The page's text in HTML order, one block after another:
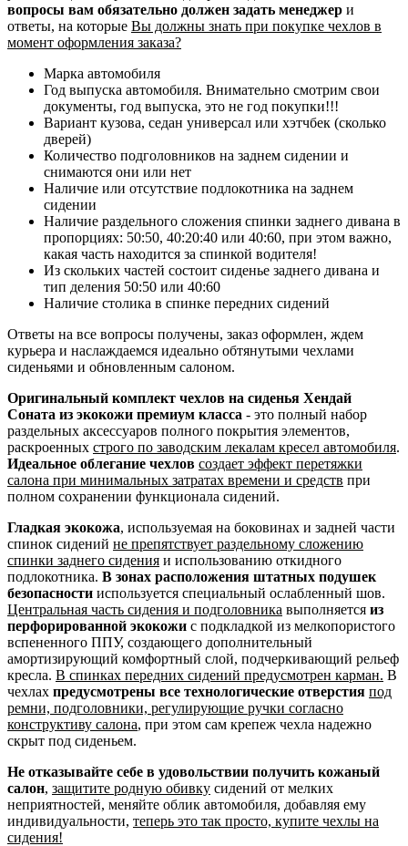
вопросы вам обязательно должен задать менеджер и
ответы, на которые Вы должны знать при покупке чехлов в
момент оформления заказа?
Марка автомобиля
Год выпуска автомобиля. Внимательно смотрим свои
документы, год выпуска, это не год покупки!!!
Вариант кузова, седан универсал или хэтчбек (сколько
дверей)
Количество подголовников на заднем сидении и
снимаются они или нет
Наличие или отсутствие подлокотника на заднем
сидении
Наличие раздельного сложения спинки заднего дивана в
пропорциях: 50:50, 40:20:40 или 40:60, при этом важно,
какая часть находится за спинкой водителя!
Из скольких частей состоит сиденье заднего дивана и
тип деления 50:50 или 40:60
Наличие столика в спинке передних сидений
Ответы на все вопросы получены, заказ оформлен, ждем
курьера и наслаждаемся идеально обтянутыми чехлами
сиденьями и обновленным салоном.
Оригинальный комплект чехлов на сиденья Хендай
Соната из экокожи премиум класса - это полный набор
раздельных аксессуаров полного покрытия элементов,
раскроенных строго по заводским лекалам кресел автомобиля.
Идеальное облегание чехлов создает эффект перетяжки
салона при минимальных затратах времени и средств при
полном сохранении функционала сидений.
Гладкая экокожа, используемая на боковинах и задней части
спинок сидений не препятствует раздельному сложению
спинки заднего сидения и использованию откидного
подлокотника. В зонах расположения штатных подушек
безопасности используется специальный ослабленный шов.
Центральная часть сидения и подголовника выполняется из
перфорированной экокожи с подкладкой из мелкопористого
вспененного ППУ, создающего дополнительный
амортизирующий комфортный слой, подчеркивающий рельеф
кресла. В спинках передних сидений предусмотрен карман. В
чехлах предусмотрены все технологические отверстия под
ремни, подголовники, регулирующие ручки согласно
конструктиву салона, при этом сам крепеж чехла надежно
скрыт под сиденьем.
Не отказывайте себе в удовольствии получить кожаный
салон, защитите родную обивку сидений от мелких
неприятностей, меняйте облик автомобиля, добавляя ему
индивидуальности, теперь это так просто, купите чехлы на
сидения!